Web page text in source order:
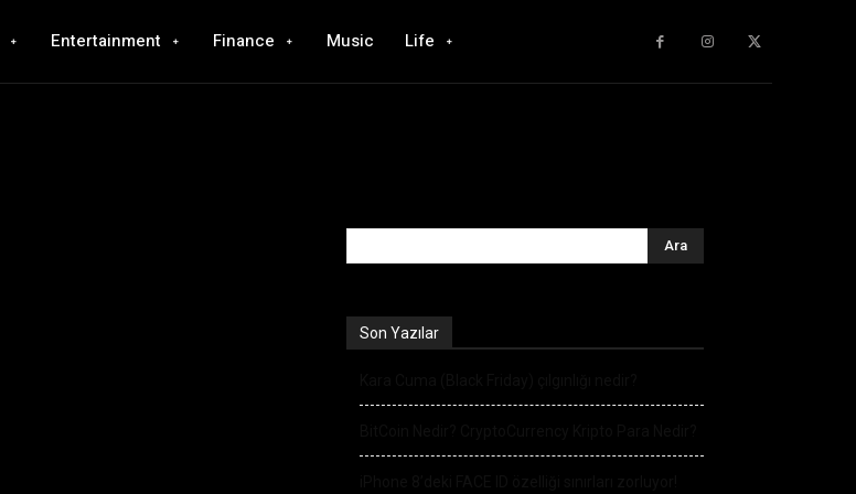
Entertainment Finance Music Life
Son Yazılar